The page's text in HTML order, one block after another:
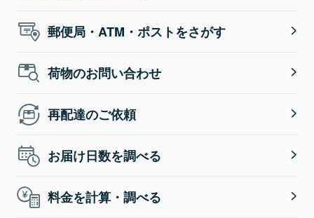
郵便局・ATM・ポストをさがす
荷物のお問い合わせ
再配達のご依頼
お届け日数を調べる
料金を計算・調べる